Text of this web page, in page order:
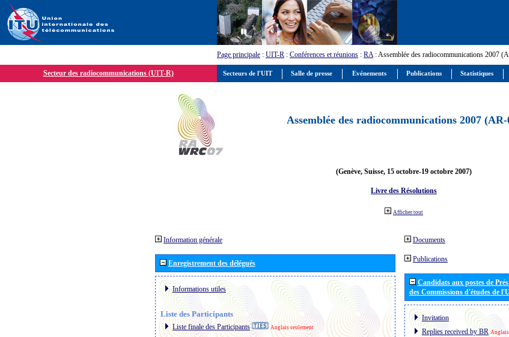
Page principale : UIT-R : Conférences et réunions : RA: Assemblée des radiocommunications 2007
Secteur des radiocommunications (UIT-R)
Assemblée des radiocommunications 2007 (AR-
(Genève, Suisse, 15 octobre-19 octobre 2007)
Livre des Résolutions
Afficher tout
Information générale
Enregistrement des délégués
Informations utiles
Liste des Participants
Liste finale des Participants Anglais seulement
Documents
Publications
Candidats aux postes de
des Commissions d'études de
Invitation
Replies received by BR
Secteurs de l'UIT Salle de presse Evénements Publications Statistiques